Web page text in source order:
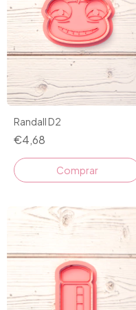
Randall D2
€4,68
Comprar